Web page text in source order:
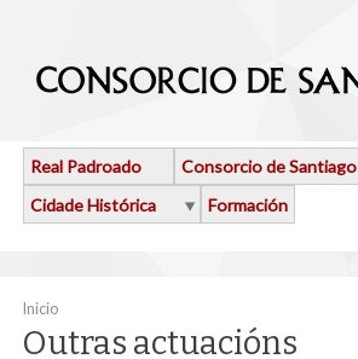
Real Padroado Consorcio de Santiago
Cidade Histórica
Formación
Vostede está aquí
Inicio
Outras actuacións